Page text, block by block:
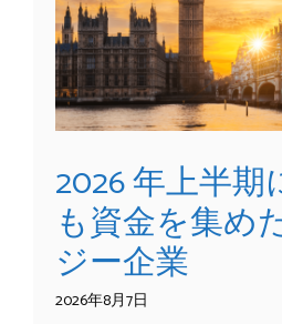
2026 年上半
も資金を集め
ジー企業
2026年8月7日